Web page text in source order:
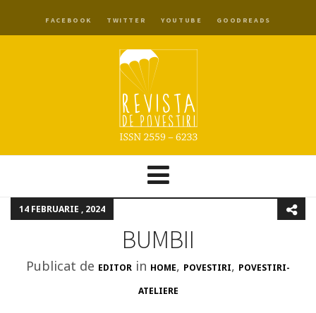
FACEBOOK TWITTER YOUTUBE GOODREADS
14 FEBRUARIE , 2024
BUMBII
Publicat de EDITOR in HOME, POVESTIRI, POVESTIRI-
ATELIERE